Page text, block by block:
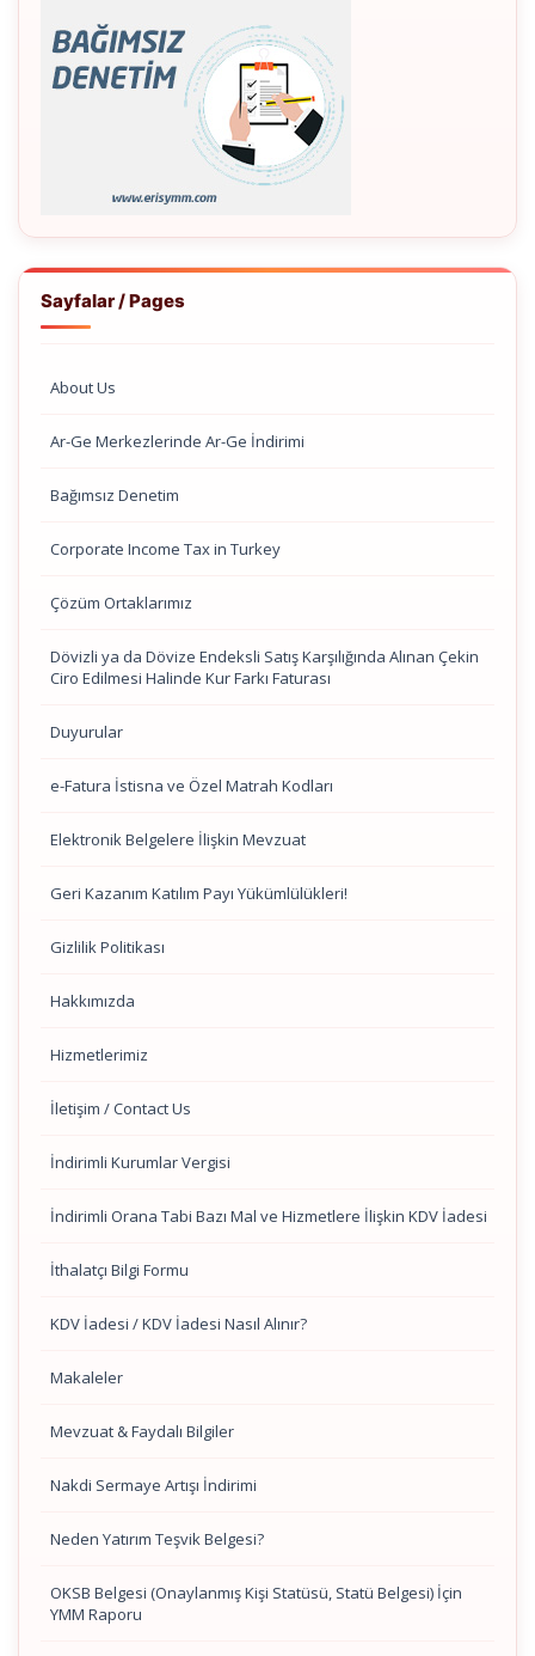
Sayfalar / Pages
About Us
Ar-Ge Merkezlerinde Ar-Ge İndirimi
Bağımsız Denetim
Corporate Income Tax in Turkey
Çözüm Ortaklarımız
Dövizli ya da Dövize Endeksli Satış Karşılığında Alınan Çekin
Ciro Edilmesi Halinde Kur Farkı Faturası
Duyurular
e-Fatura İstisna ve Özel Matrah Kodları
Elektronik Belgelere İlişkin Mevzuat
Geri Kazanım Katılım Payı Yükümlülükleri!
Gizlilik Politikası
Hakkımızda
Hizmetlerimiz
İletişim / Contact Us
İndirimli Kurumlar Vergisi
İndirimli Orana Tabi Bazı Mal ve Hizmetlere İlişkin KDV İadesi
İthalatçı Bilgi Formu
KDV İadesi / KDV İadesi Nasıl Alınır?
Makaleler
Mevzuat & Faydalı Bilgiler
Nakdi Sermaye Artışı İndirimi
Neden Yatırım Teşvik Belgesi?
OKSB Belgesi (Onaylanmış Kişi Statüsü, Statü Belgesi) İçin
YMM Raporu